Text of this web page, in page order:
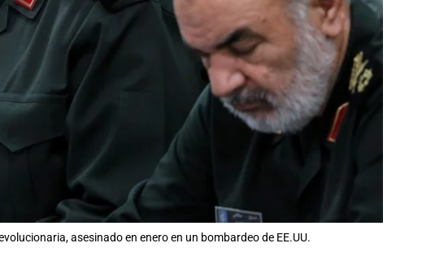
asesinado en enero en un bombardeo de EE.UU.